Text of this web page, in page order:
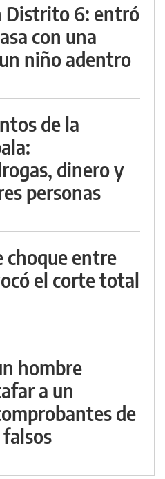
Distrito 6: entró
con una
niño adentro
de la
dinero y
personas
choque entre
el corte total
hombre
a un
de